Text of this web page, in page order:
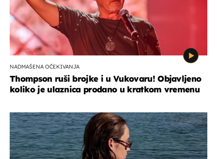
NADMAŠENA OČEKIVANJA
Thompson ruši brojke i u Vukovaru! Objavljeno
koliko je ulaznica prodano u kratkom vremenu